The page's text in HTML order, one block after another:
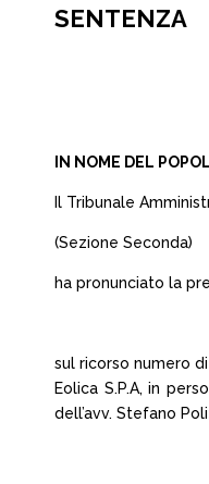
SENTENZA
IN NOME DEL
Il Tribunale
(Sezione Seconda)
ha pronunciato la
sul ricorso numero
Eolica S.P.A, in
dell’avv. Stefano